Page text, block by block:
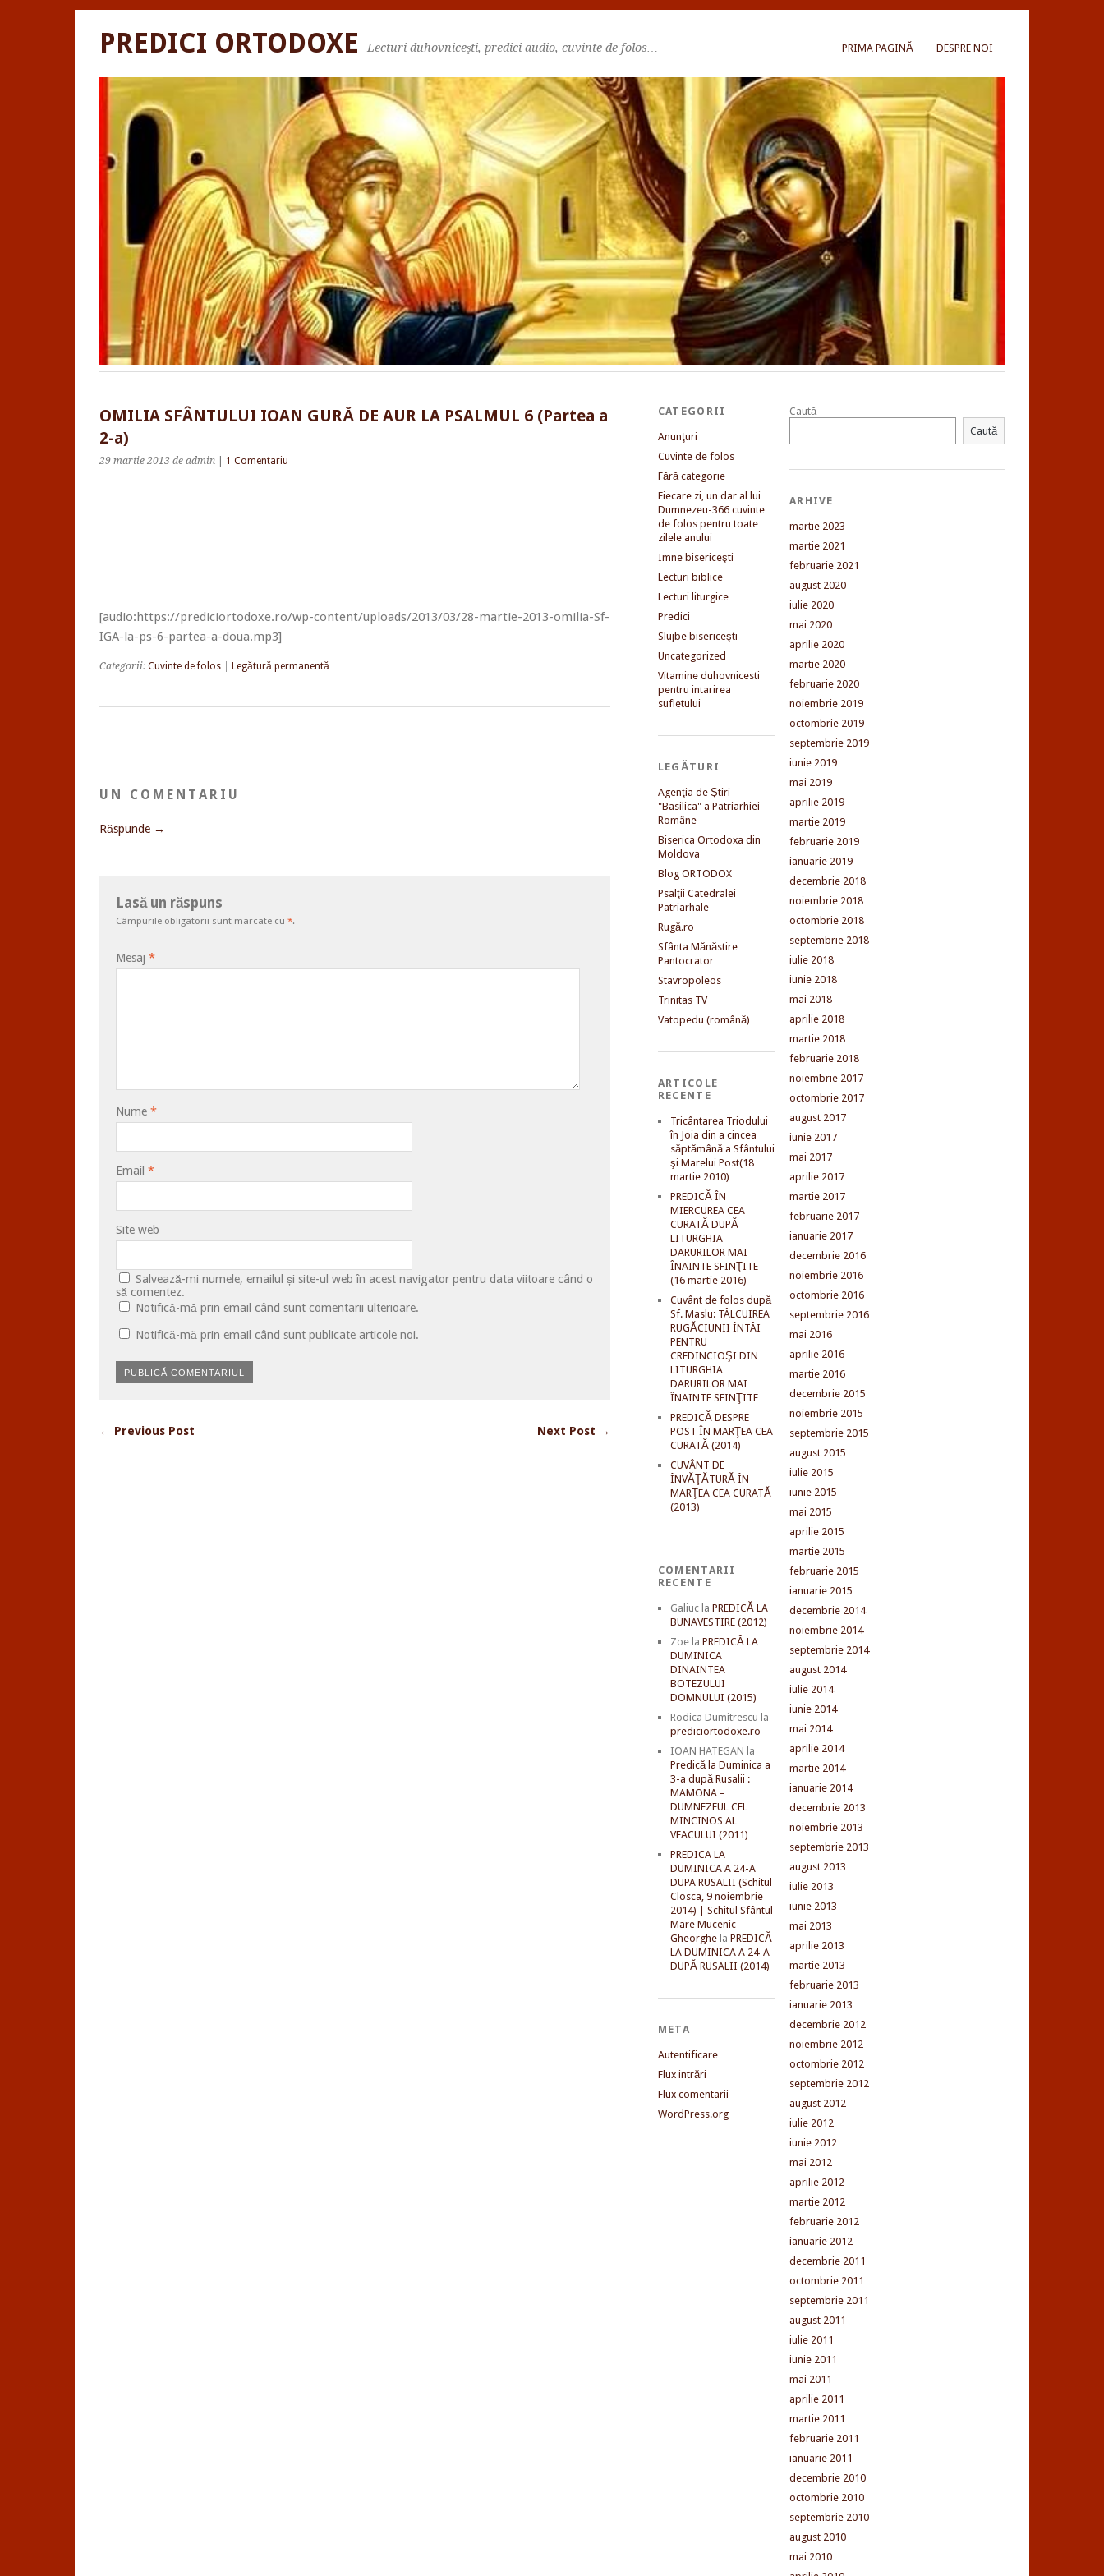
PRIMA PAGINĂ DESPRE NOI
PREDICI ORTODOXE Lecturi duhovniceşti, predici audio, cuvinte de folos…
OMILIA SFÂNTULUI IOAN GURĂ DE AUR LA PSALMUL 6 (Partea a
2-a)
29 martie 2013 de admin 1 Comentariu
[audio:https://prediciortodoxe.ro/wp-content/uploads/2013/03/28-martie-2013-omilia-Sf-
IGA-la-ps-6-partea-a-doua.mp3]
Categorii: Cuvinte de folos Legătură permanentă
UN COMENTARIU
Răspunde →
Lasă un răspuns
Câmpurile obligatorii sunt marcate cu *.
Mesaj *
Nume *
Email *
Site web
Salvează-mi numele, emailul și site-ul web în acest navigator pentru data viitoare când o
să comentez.
Notifică-mă prin email când sunt comentarii ulterioare.
Notifică-mă prin email când sunt publicate articole noi.
← Previous Post Next Post →
CATEGORII
Anunţuri
Cuvinte de folos
Fără categorie
Fiecare zi, un dar al lui
Dumnezeu-366 cuvinte
de folos pentru toate
zilele anului
Imne bisericeşti
Lecturi biblice
Lecturi liturgice
Predici
Slujbe bisericeşti
Uncategorized
Vitamine duhovnicesti
pentru intarirea
sufletului
LEGĂTURI
Agenţia de Ştiri
"Basilica" a Patriarhiei
Române
Biserica Ortodoxa din
Moldova
Blog ORTODOX
Psalţii Catedralei
Patriarhale
Rugă.ro
Sfânta Mănăstire
Pantocrator
Stavropoleos
Trinitas TV
Vatopedu (română)
ARTICOLE
RECENTE
Tricântarea Triodului
în Joia din a cincea
săptămână a Sfântului
şi Marelui Post(18
martie 2010)
PREDICĂ ÎN
MIERCUREA CEA
CURATĂ DUPĂ
LITURGHIA
DARURILOR MAI
ÎNAINTE SFINŢITE
(16 martie 2016)
Cuvânt de folos după
Sf. Maslu: TÂLCUIREA
RUGĂCIUNII ÎNTÂI
PENTRU
CREDINCIOŞI DIN
LITURGHIA
DARURILOR MAI
ÎNAINTE SFINŢITE
PREDICĂ DESPRE
POST ÎN MARŢEA CEA
CURATĂ (2014)
CUVÂNT DE
ÎNVĂŢĂTURĂ ÎN
MARŢEA CEA CURATĂ
(2013)
COMENTARII
RECENTE
Galiucla PREDICĂ LA
BUNAVESTIRE (2012)
Zoela PREDICĂ LA
DUMINICA
DINAINTEA
BOTEZULUI
DOMNULUI (2015)
Rodica Dumitrescu la
prediciortodoxe.ro
IOAN HATEGAN la
Predică la Duminica a
3-a după Rusalii :
MAMONA –
DUMNEZEUL CEL
MINCINOS AL
VEACULUI (2011)
PREDICA LA
DUMINICA A 24-A
DUPA RUSALII (Schitul
Closca, 9 noiembrie
2014) | Schitul Sfântul
Mare Mucenic
Gheorghela PREDICĂ
LA DUMINICA A 24-A
DUPĂ RUSALII (2014)
META
Autentificare
Flux intrări
Flux comentarii
WordPress.org
Caută
Caută
ARHIVE
martie 2023
martie 2021
februarie 2021
august 2020
iulie 2020
mai 2020
aprilie 2020
martie 2020
februarie 2020
noiembrie 2019
octombrie 2019
septembrie 2019
iunie 2019
mai 2019
aprilie 2019
martie 2019
februarie 2019
ianuarie 2019
decembrie 2018
noiembrie 2018
octombrie 2018
septembrie 2018
iulie 2018
iunie 2018
mai 2018
aprilie 2018
martie 2018
februarie 2018
noiembrie 2017
octombrie 2017
august 2017
iunie 2017
mai 2017
aprilie 2017
martie 2017
februarie 2017
ianuarie 2017
decembrie 2016
noiembrie 2016
octombrie 2016
septembrie 2016
mai 2016
aprilie 2016
martie 2016
decembrie 2015
noiembrie 2015
septembrie 2015
august 2015
iulie 2015
iunie 2015
mai 2015
aprilie 2015
martie 2015
februarie 2015
ianuarie 2015
decembrie 2014
noiembrie 2014
septembrie 2014
august 2014
iulie 2014
iunie 2014
mai 2014
aprilie 2014
martie 2014
ianuarie 2014
decembrie 2013
noiembrie 2013
septembrie 2013
august 2013
iulie 2013
iunie 2013
mai 2013
aprilie 2013
martie 2013
februarie 2013
ianuarie 2013
decembrie 2012
noiembrie 2012
octombrie 2012
septembrie 2012
august 2012
iulie 2012
iunie 2012
mai 2012
aprilie 2012
martie 2012
februarie 2012
ianuarie 2012
decembrie 2011
octombrie 2011
septembrie 2011
august 2011
iulie 2011
iunie 2011
mai 2011
aprilie 2011
martie 2011
februarie 2011
ianuarie 2011
decembrie 2010
octombrie 2010
septembrie 2010
august 2010
mai 2010